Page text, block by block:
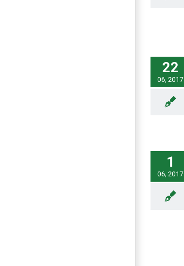
22
06, 2017
1
06, 2017
Παγκόσμια Ημέρα Περιβάλλοντος